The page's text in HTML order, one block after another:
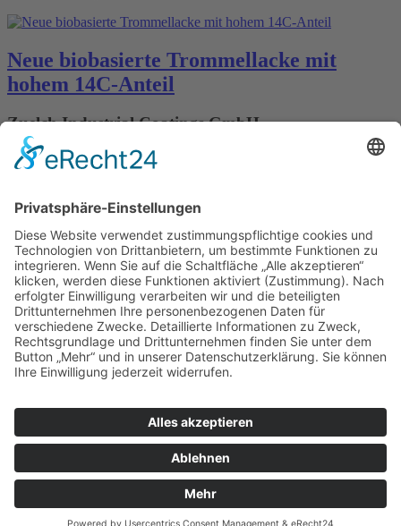
Neue biobasierte Trommellacke mit
hohem 14C-Anteil
Zuelch Industrial Coatings GmbH
Der erste Trommellack, der matt bleibt - Zuelch Industrial Coatings
geht neue innovative Wege
Industrial Coatings am Markt und hat sich in dieser Zeit unter
Spielzeuglacken verschrieben. Aktuell gelang es Zuelch, einen
Trommellack zu entwickeln, der matt bleibt.
Kugelbahn
Xyloba ---- Stiftung Weizenkorn Basel
Mit der Xyloba Junior Kugelbahn hat die Stiftung Weizenkorn nun
Klangelementen auf den Markt gebracht. Sie ist die kleine
Schwester der klingenden Kugelbahn Xyloba, die für Kinder und
Erwachsene ab 5 bis 99 Jahren musikalischen Bauspass bringt.
2
Impressum
Datenschutzerklärung